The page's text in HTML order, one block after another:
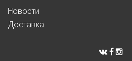
Новости
Доставка